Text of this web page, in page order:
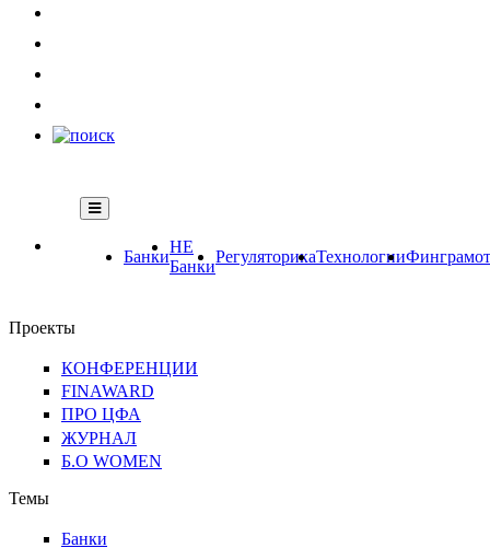
Банки
НЕ
Банки
РегуляторикаТехнологии
Проекты
КОНФЕРЕНЦИИ
FINAWARD
ПРО ЦФА
ЖУРНАЛ
Б.О WOMEN
Темы
Банки